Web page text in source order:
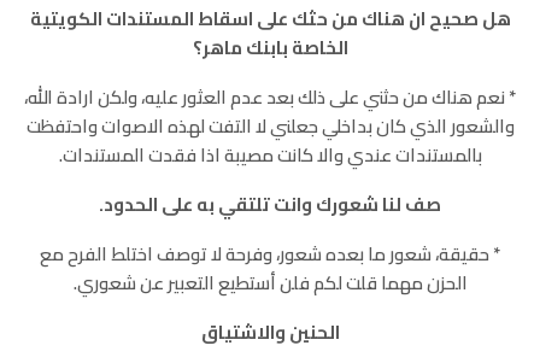
هل صحيح ان هناك من حثك على اسقاط المستندات الكويتية
الخاصة بابنك ماهر؟
٭ نعم هناك من حثني على ذلك بعد عدم العثور عليه، ولكن ارادة الله،
والشعور الذي كان بداخلي جعلني لا التفت لهذه الاصوات واحتفظت
بالمستندات عندي والا كانت مصيبة اذا فقدت المستندات.
صف لنا شعورك وانت تلتقي به على الحدود.
٭ حقيقة، شعور ما بعده شعور، وفرحة لا توصف اختلط الفرح مع
الحزن مهما قلت لكم فلن أستطيع التعبير عن شعوري.
الحنين والاشتياق